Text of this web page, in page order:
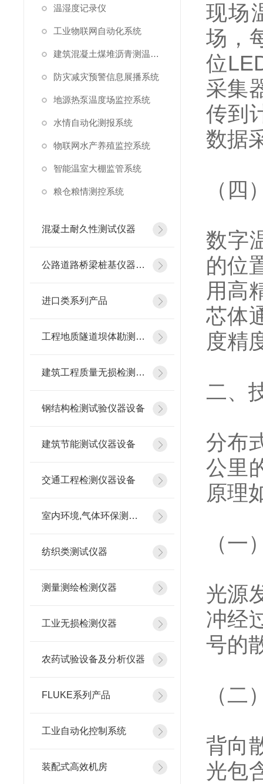
温湿度记录仪
工业物联网自动化系统
建筑混凝土煤堆沥青测温系统
防灾减灾预警信息展播系统
地源热泵温度场监控系统
水情自动化测报系统
物联网水产养殖监控系统
智能温室大棚监管系统
粮仓粮情测控系统
混凝土耐久性测试仪器
公路道路桥梁桩基仪器设备
进口类系列产品
工程地质隧道坝体勘测仪器
建筑工程质量无损检测仪器
钢结构检测试验仪器设备
建筑节能测试仪器设备
交通工程检测仪器设备
室内环境,气体环保测试仪器
纺织类测试仪器
测量测绘检测仪器
工业无损检测仪器
农药试验设备及分析仪器
FLUKE系列产品
工业自动化控制系统
装配式高效机房
现场
场，
位
采集
传到
数据
（
数字
的位
用高
芯体
度精
二、
分布
公里
原理
（一
光源
冲经
号的
（
背向
光包